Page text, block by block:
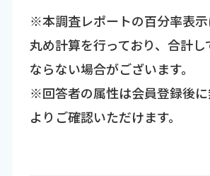
※本調査レポートの百分率表
丸め計算を行っており、合計し
ならない場合がございます。
※回答者の属性は会員登録後
よりご確認いただけます。